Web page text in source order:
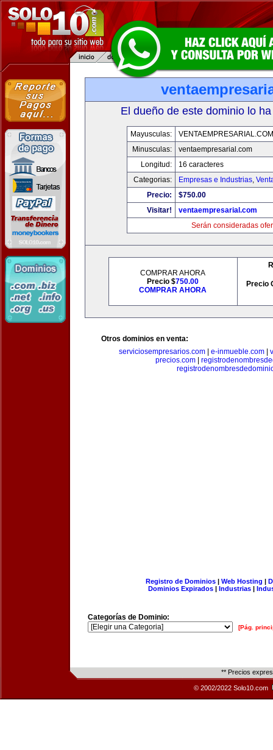
El dueño de este dominio lo
Mayusculas:
VENTAEMPRESARIAL.COM
Minusculas:
ventaempresarial.com
Longitud:
16 caracteres
Categorias:
Empresas e Industrias,
Precio:
$750.00
Visitar!
ventaempresarial.com
Serán consideradas
COMPRAR AHORA
Precio $750.00
COMPRAR AHORA
Precio
Otros dominios en venta:
serviciosempresarios.com| e-inmueble.com|
precios.com
Registro de Dominios| Web Hosting |
Dominios Expirados | Industrias |
Categorías de Dominio:
[Pág.
** Precios
© 2002/2022 Solo10.com